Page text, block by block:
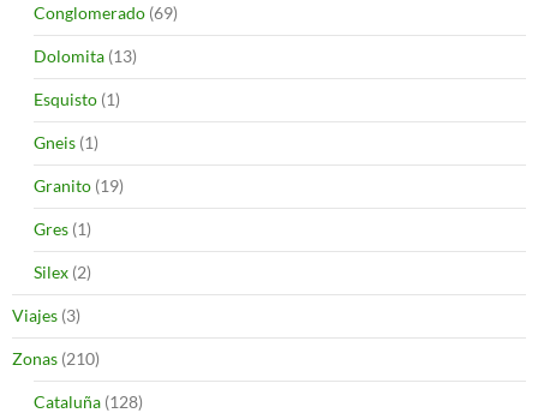
Conglomerado (69)
Dolomita (13)
Esquisto (1)
Gneis (1)
Granito (19)
Gres (1)
Silex (2)
Viajes (3)
Zonas (210)
Cataluña (128)